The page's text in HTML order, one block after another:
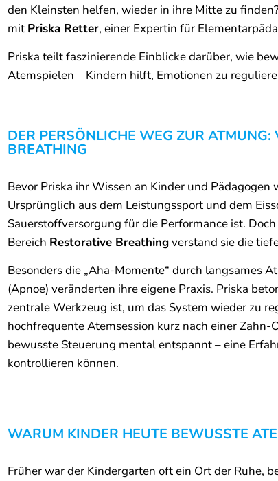
den Kleinsten helfen, wieder in ihre Mitte zu
mit Priska Retter, einer Expertin für
Priska teilt faszinierende Einblicke darüber, wie
Atemspielen – Kindern hilft, Emotionen zu
DER PERSÖNLICHE WEG ZUR
BREATHING
Bevor Priska ihr Wissen an Kinder und
Ursprünglich aus dem Leistungssport und dem
Sauerstoffversorgung für die Performance ist.
Bereich Restorative Breathingverstand sie die
Besonders die „Aha-Momente“ durch langsames
(Apnoe) veränderten ihre eigene Praxis. Priska
zentrale Werkzeug ist, um das System wieder zu
hochfrequente Atemsession kurz nach einer
bewusste Steuerung mental entspannt – eine
kontrollieren können.
WARUM KINDER HEUTE BEWUSSTE
Früher war der Kindergarten oft ein Ort der Ruhe,